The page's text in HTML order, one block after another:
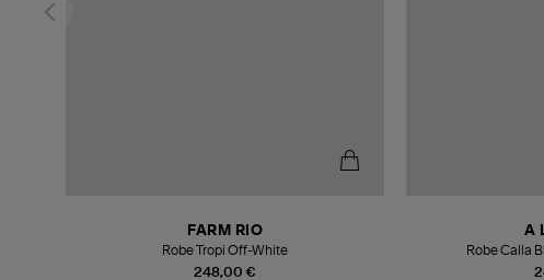
248,00 €
FARM RIO
Robe Tropi Off-White
A
Robe Calla